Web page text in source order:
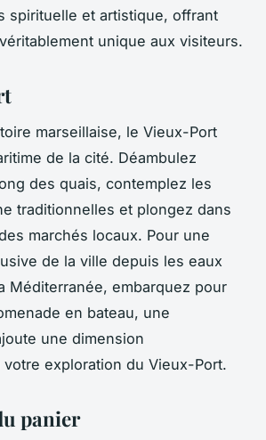
spirituelle et artistique, offrant
unique aux visiteurs.
marseillaise, le Vieux-Port
de la cité. Déambulez
des quais, contemplez les
traditionnelles et plongez dans
marchés locaux. Pour une
de la ville depuis les eaux
Méditerranée, embarquez pour
en bateau, une
une dimension
exploration du Vieux-Port.
panier